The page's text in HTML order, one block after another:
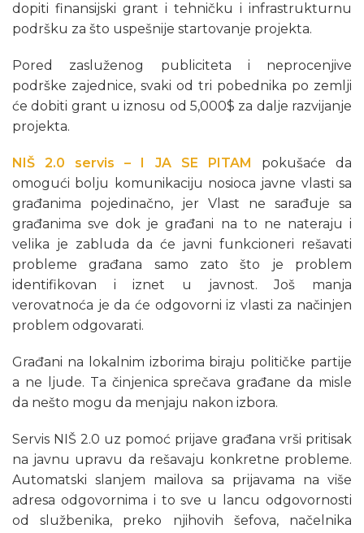
dopiti finansijski grant i tehničku i infrastrukturnu
podršku za što uspešnije startovanje projekta.
Pored zasluženog publiciteta i neprocenjive
podrške zajednice, svaki od tri pobednika po zemlji
će dobiti grant u iznosu od 5,000$ za dalje razvijanje
projekta.
NIŠ 2.0 servis – I JA SE PITAM pokušaće da
omogući bolju komunikaciju nosioca javne vlasti sa
građanima pojedinačno, jer Vlast ne sarađuje sa
građanima sve dok je građani na to ne nateraju i
velika je zabluda da će javni funkcioneri rešavati
probleme građana samo zato što je problem
identifikovan i iznet u javnost. Još manja
verovatnoća je da će odgovorni iz vlasti za načinjen
problem odgovarati.
Građani na lokalnim izborima biraju političke partije
a ne ljude. Ta činjenica sprečava građane da misle
da nešto mogu da menjaju nakon izbora.
Servis NIŠ 2.0 uz pomoć prijave građana vrši pritisak
na javnu upravu da rešavaju konkretne probleme.
Automatski slanjem mailova sa prijavama na više
adresa odgovornima i to sve u lancu odgovornosti
od službenika, preko njihovih šefova, načelnika